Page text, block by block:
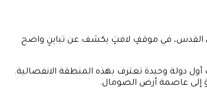
في القدس، في موقفٍ لافتٍ يكشف عن تباينٍ واضح
حاجي، يوم الثلاثاء أن هذه الخطوة جاءت في أعقاب اعتراف إسرائيل بأرض الصومال عام 2025، لتكون بذلك أول دولة وحيدة تعترف بهذه المنطقة الانفصالية.
إلى عاصمة أرض الصومال.